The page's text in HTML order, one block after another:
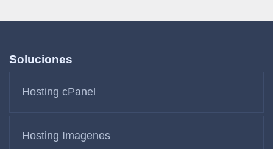
Soluciones
Hosting cPanel
Hosting Imagenes